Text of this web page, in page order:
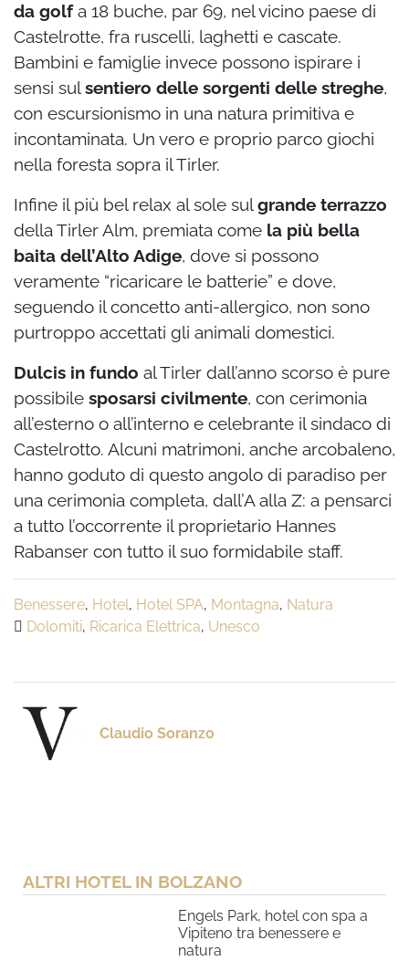
da golfa 18 buche, par 69, nel vicino paese di
Castelrotte, fra ruscelli, laghetti e cascate.
Bambini e famiglie invece possono ispirare i
sensi sulsentiero delle sorgenti delle streghe,
con escursionismo in una natura primitiva e
incontaminata. Un vero e proprio parco giochi
nella foresta sopra il Tirler.
Infine il più bel relax al sole sulgrande terrazzo
della Tirler Alm, premiata come la più bella
baita dell’Alto Adige, dove si possono
veramente “ricaricare le batterie” e dove,
seguendo il concetto anti-allergico, non sono
purtroppo accettati gli animali domestici.
Dulcis in fundo al Tirler dall’anno scorso è pure
possibile sposarsi civilmente, con cerimonia
all’esterno o all’interno e celebrante il sindaco di
Castelrotto. Alcuni matrimoni, anche arcobaleno,
hanno goduto di questo angolo di paradiso per
una cerimonia completa, dall’A alla Z: a pensarci
a tutto l’occorrente il proprietario Hannes
Rabanser con tutto il suo formidabile staff.
Benessere, Hotel, Hotel SPA, Montagna, Natura
Dolomiti, Ricarica Elettrica, Unesco
Claudio Soranzo
ALTRI HOTEL IN BOLZANO
Engels Park, hotel con spa a
Vipiteno tra benessere e
natura